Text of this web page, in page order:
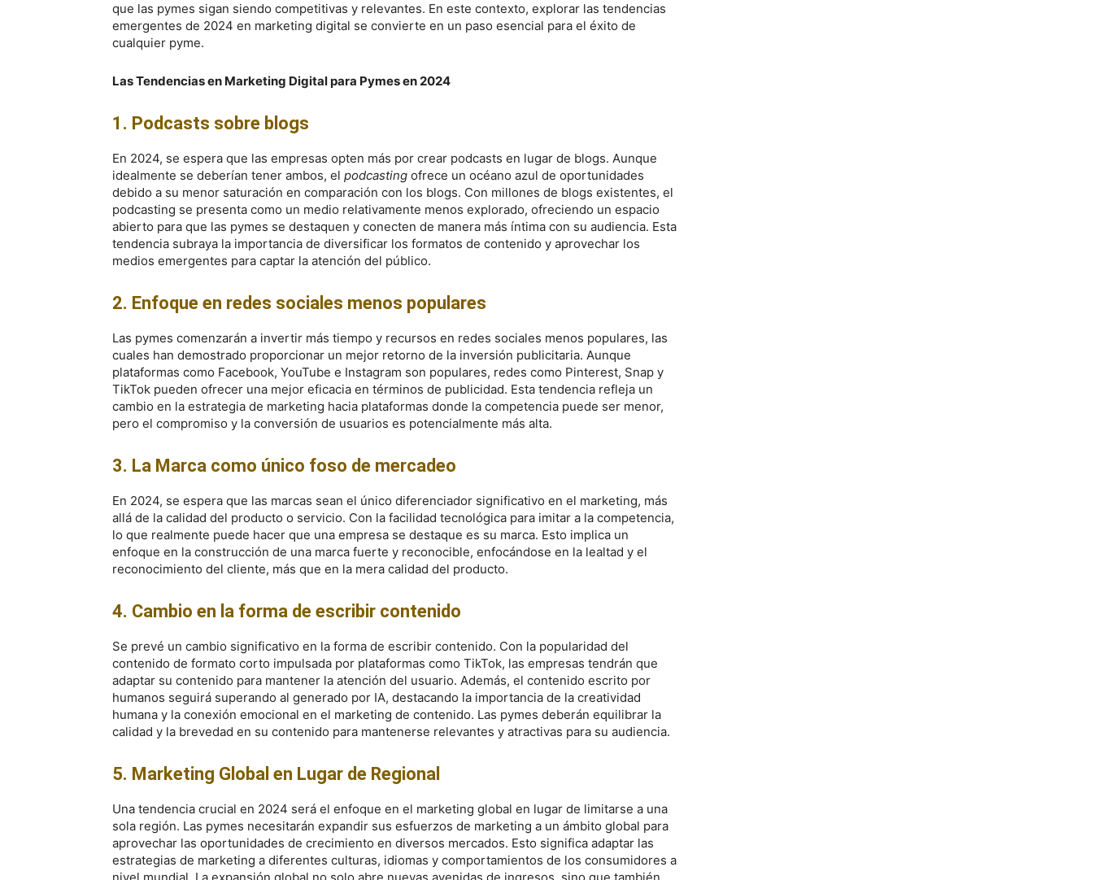
que las pymes sigan siendo competitivas y relevantes. En este contexto, explorar las tendencias
emergentes de 2024 en marketing digital se convierte en un paso esencial para el éxito de
cualquier pyme.
Las Tendencias en Marketing Digital para Pymes en 2024
1. Podcasts sobre blogs
En 2024, se espera que las empresas opten más por crear podcasts en lugar de blogs. Aunque
idealmente se deberían tener ambos, el podcasting ofrece un océano azul de oportunidades
debido a su menor saturación en comparación con los blogs. Con millones de blogs existentes, el
podcasting se presenta como un medio relativamente menos explorado, ofreciendo un espacio
abierto para que las pymes se destaquen y conecten de manera más íntima con su audiencia. Esta
tendencia subraya la importancia de diversificar los formatos de contenido y aprovechar los
medios emergentes para captar la atención del público.
2. Enfoque en redes sociales menos populares
Las pymes comenzarán a invertir más tiempo y recursos en redes sociales menos populares, las
cuales han demostrado proporcionar un mejor retorno de la inversión publicitaria. Aunque
plataformas como Facebook, YouTube e Instagram son populares, redes como Pinterest, Snap y
TikTok pueden ofrecer una mejor eficacia en términos de publicidad. Esta tendencia refleja un
cambio en la estrategia de marketing hacia plataformas donde la competencia puede ser menor,
pero el compromiso y la conversión de usuarios es potencialmente más alta.
3. La Marca como único foso de mercadeo
En 2024, se espera que las marcas sean el único diferenciador significativo en el marketing, más
allá de la calidad del producto o servicio. Con la facilidad tecnológica para imitar a la competencia,
lo que realmente puede hacer que una empresa se destaque es su marca. Esto implica un
enfoque en la construcción de una marca fuerte y reconocible, enfocándose en la lealtad y el
reconocimiento del cliente, más que en la mera calidad del producto.
4. Cambio en la forma de escribir contenido
Se prevé un cambio significativo en la forma de escribir contenido. Con la popularidad del
contenido de formato corto impulsada por plataformas como TikTok, las empresas tendrán que
adaptar su contenido para mantener la atención del usuario. Además, el contenido escrito por
humanos seguirá superando al generado por IA, destacando la importancia de la creatividad
humana y la conexión emocional en el marketing de contenido. Las pymes deberán equilibrar la
calidad y la brevedad en su contenido para mantenerse relevantes y atractivas para su audiencia.
5. Marketing Global en Lugar de Regional
Una tendencia crucial en 2024 será el enfoque en el marketing global en lugar de limitarse a una
sola región. Las pymes necesitarán expandir sus esfuerzos de marketing a un ámbito global para
aprovechar las oportunidades de crecimiento en diversos mercados. Esto significa adaptar las
estrategias de marketing a diferentes culturas, idiomas y comportamientos de los consumidores a